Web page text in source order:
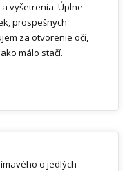
vyšetrenia. Úplne
prospešnych
za otvorenie očí,
málo stačí.
o jedlých